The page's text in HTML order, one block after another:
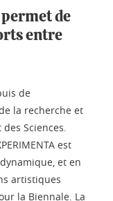
de
entre
de
la recherche et
Sciences.
est
et en
artistiques
la Biennale. La